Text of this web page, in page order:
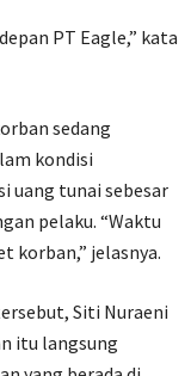
PT Eagle,” kata
sedang
kondisi
uang tunai sebesar
pelaku. “Waktu
korban,” jelasnya.
Siti Nuraeni
itu langsung